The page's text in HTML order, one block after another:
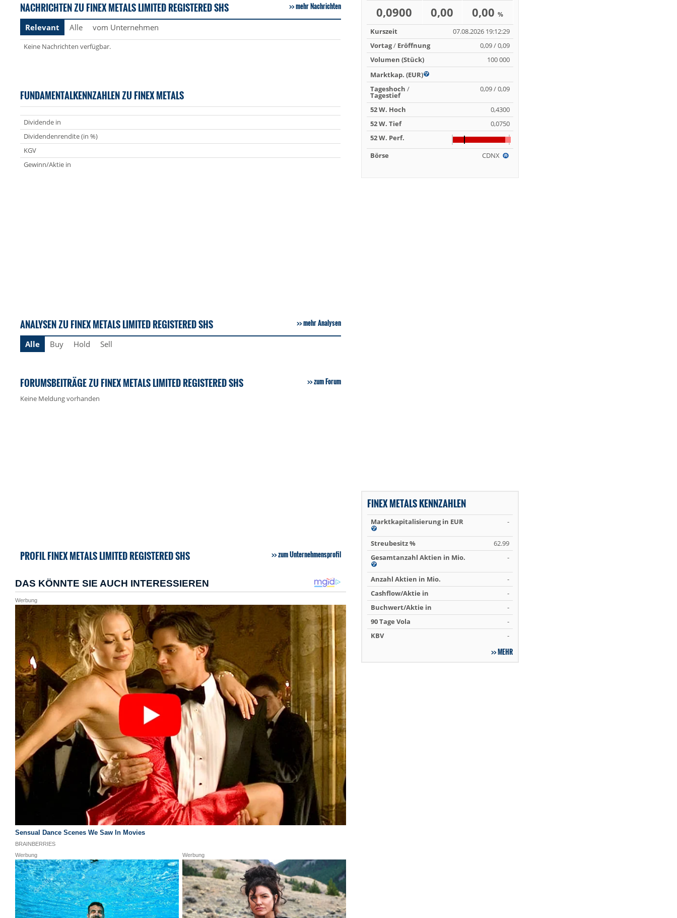
NACHRICHTEN ZU FINEX METALS LIMITED REGISTERED SHS mehr Nachrichten
Relevant Alle vom Unternehmen
Keine Nachrichten verfügbar.
FUNDAMENTALKENNZAHLEN ZU FINEX METALS
Dividende in
Dividendenrendite (in %)
KGV
Gewinn/Aktie in
ANALYSEN ZU FINEX METALS LIMITED REGISTERED SHS mehr Analysen
Alle Buy Hold Sell
FORUMSBEITRÄGE ZU FINEX METALS LIMITED REGISTERED SHS zum Forum
Keine Meldung vorhanden
PROFIL FINEX METALS LIMITED REGISTERED SHS zum Unternehmensprofil
0,0900 0,00 0,00 %
Kurszeit
07.08.2026 19:12:29
Vortag/ Eröffnung
0,09 / 0,09
Volumen (Stück)
100 000
Marktkap. (EUR)
Tageshoch /
Tagestief
0,09 / 0,09
52 W. Hoch
0,4300
52 W. Tief
0,0750
52 W. Perf.
Börse
CDNX
FINEX METALS KENNZAHLEN
Marktkapitalisierung in EUR -
Streubesitz %
62.99
Gesamtanzahl Aktien in Mio.
-
Anzahl Aktien in Mio.
-
Cashflow/Aktie in
-
Buchwert/Aktie in
-
90 Tage Vola
-
KBV
-
MEHR